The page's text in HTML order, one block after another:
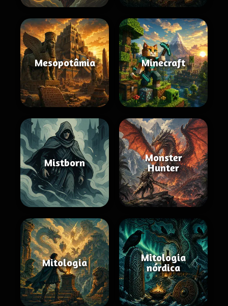
Mesopotâmia Minecraft
Mistborn
Monster
Hunter
Mitologia
Mitologia
nórdica